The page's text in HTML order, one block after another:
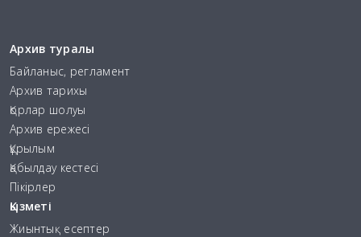
Архив туралы
Байланыс, регламент
Архив тарихы
Қорлар шолуы
Архив ережесі
Құрылым
Қабылдау кестесі
Пікірлер
Қызметі
Жиынтық есептер